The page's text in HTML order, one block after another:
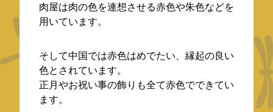
肉屋は肉の色を連想させる赤色や朱色などを
用いています。
そして中国では赤色はめでたい、縁起の良い
色とされています。
正月やお祝い事の飾りも全て赤色でできてい
ます。